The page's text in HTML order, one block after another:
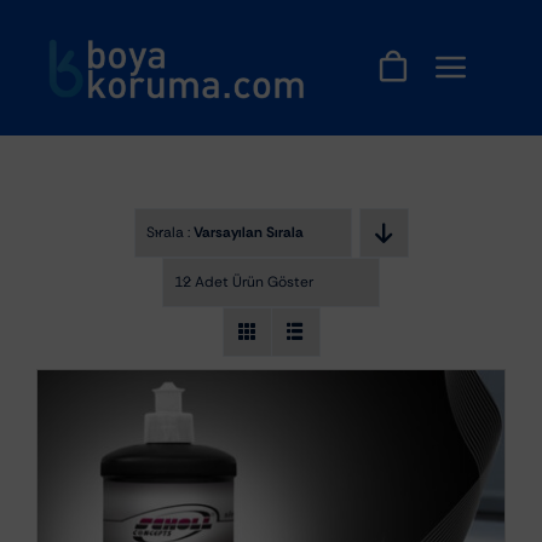
Sırala :Varsayılan Sıralama
12 Adet Ürün Göster